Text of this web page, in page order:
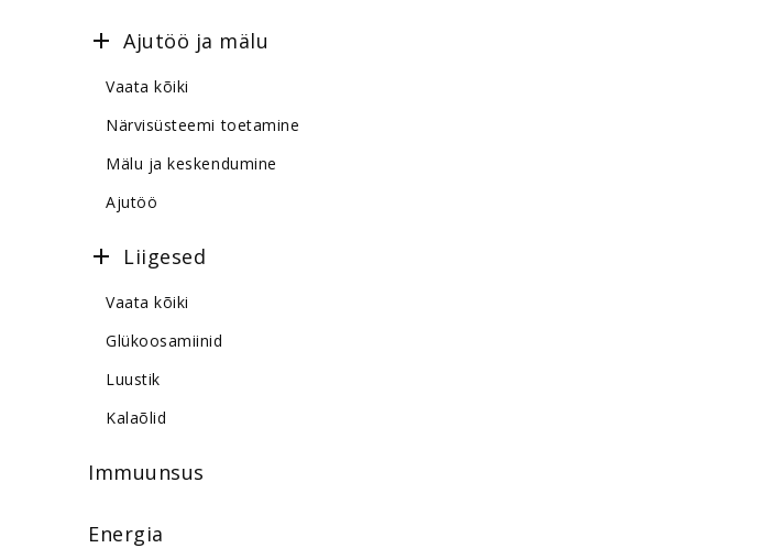
Ajutöö ja mälu
Vaata kõiki
Närvisüsteemi toetamine
Mälu ja keskendumine
Ajutöö
Liigesed
Vaata kõiki
Glükoosamiinid
Luustik
Kalaõlid
Immuunsus
Energia